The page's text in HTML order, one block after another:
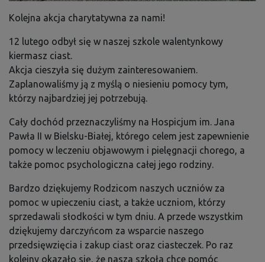
Kolejna akcja charytatywna za nami!
12 lutego odbył się w naszej szkole walentynkowy
kiermasz ciast.
Akcja cieszyła się dużym zainteresowaniem.
Zaplanowaliśmy ją z myślą o niesieniu pomocy tym,
którzy najbardziej jej potrzebują.
Cały dochód przeznaczyliśmy na Hospicjum im. Jana
Pawła II w Bielsku-Białej, którego celem jest zapewnienie
pomocy w leczeniu objawowym i pielęgnacji chorego, a
także pomoc psychologiczna całej jego rodziny.
Bardzo dziękujemy Rodzicom naszych uczniów za
pomoc w upieczeniu ciast, a także uczniom, którzy
sprzedawali słodkości w tym dniu. A przede wszystkim
dziękujemy darczyńcom za wsparcie naszego
przedsięwzięcia i zakup ciast oraz ciasteczek. Po raz
kolejny okazało się, że nasza szkoła chce pomóc